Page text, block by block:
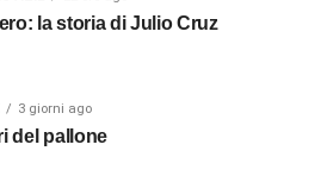
la storia di Julio Cruz
3 giorni ago
del pallone